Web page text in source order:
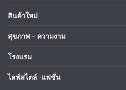
สินค้าใหม่
สุขภาพ – ความงาม
โรงแรม
ไลฟ์สไตล์ -แฟชั่น